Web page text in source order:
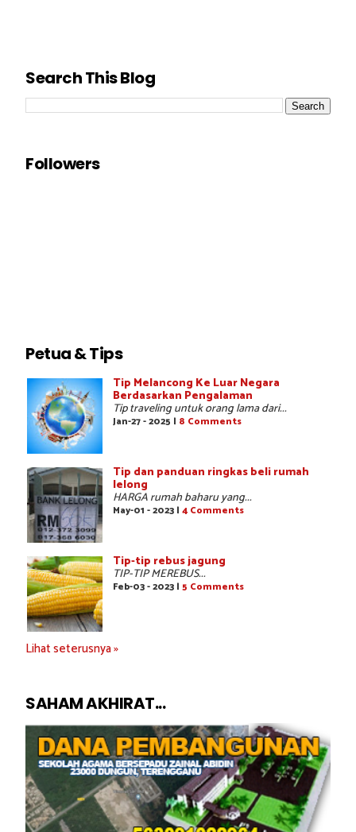
Search This Blog
Followers
Petua & Tips
Tip Melancong Ke Luar Negara
Berdasarkan Pengalaman
Tip traveling untuk orang lama dari...
Jan-27 - 2025 | 8 Comments
Tip dan panduan ringkas beli rumah
lelong
HARGA rumah baharu yang...
May-01 - 2023 | 4 Comments
Tip-tip rebus jagung
TIP-TIP MEREBUS...
Feb-03 - 2023 | 5 Comments
Lihat seterusnya »
SAHAM AKHIRAT...